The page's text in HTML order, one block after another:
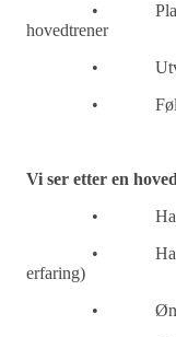
•
hovedtrener
•
•
Vi ser etter en
•
•
erfaring)
• Ø